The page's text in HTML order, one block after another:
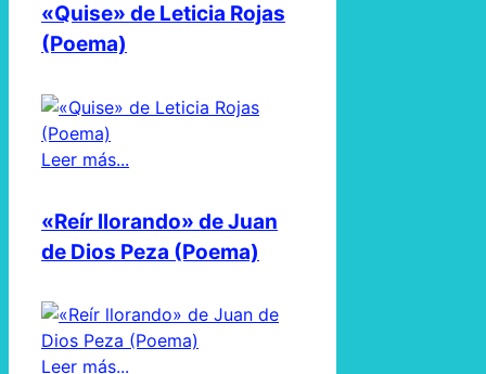
«Quise» de Leticia Rojas
(Poema)
Leer más...
«Reír llorando» de Juan
de Dios Peza (Poema)
Leer más...